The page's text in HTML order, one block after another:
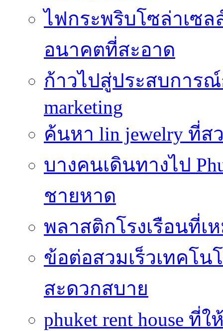
ไฟกระพริบโซล่าเซ
อนาคตที่สะอาด
ก้าวไปสู่ประสบการ
marketing
ค้นหา lin jewelry ที่
บางคนเดินทางไป
ชายหาด
พลาสติกโรงเรือนที่เ
ข้อต่อสวมเร็วเทคโน
สะดวกสบาย
phuket rent house